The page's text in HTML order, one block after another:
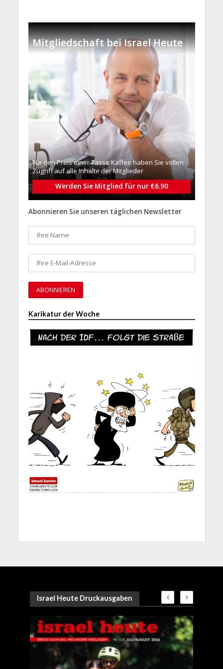
Mitgliedschaft bei Israel Heute
Für den Preis einer Tasse Kaffee haben Sie vollen
Zugriff auf alle Inhalte der Mitglieder
Werden Sie Mitglied für nur €6.90
Abonnieren Sie unseren täglichen Newsletter
Karikatur der Woche
Israel Heute Druckausgaben